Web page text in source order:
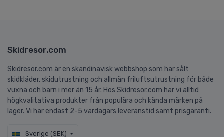
Skidresor.com
Skidresor.com är en skandinavisk webbshop som har sålt
skidkläder, skidutrustning och allmän friluftsutrustning för både
vuxna och barn i mer än 15 år. Hos Skidresor.com har vi alltid
högkvalitativa produkter från populära och kända märken på
lager. Vi har endast 2-5 vardagars leveranstid samt prisgaranti.
Sverige (SEK)